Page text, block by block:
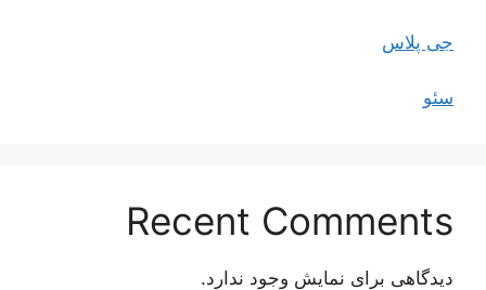
جی پلاس
سئو
Recent Comments
دیدگاهی برای نمایش وجود ندارد.